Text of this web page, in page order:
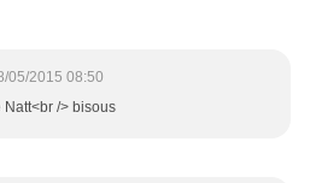
05/2015 08:50
Natt<br /> bisous